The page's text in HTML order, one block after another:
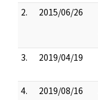
2.
2015/06/26
3.
2019/04/19
4.
2019/08/16